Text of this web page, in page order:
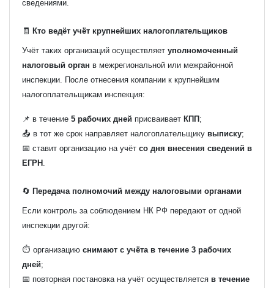
сведениями.
🧾 Кто ведёт учёт крупнейших налогоплательщиков
Учёт таких организаций осуществляет уполномоченный
налоговый орган в межрегиональной или межрайонной
инспекции. После отнесения компании к крупнейшим
налогоплательщикам инспекция:
📌 в течение 5 рабочих дней присваивает КПП ;
📤 в тот же срок направляет налогоплательщику выписку;
📅 ставит организацию на учёт со дня внесения сведений в
ЕГРН
🔄 Передача полномочий между налоговыми органами
Если контроль за соблюдением НК РФ передают от одной
инспекции другой:
⏱ организацию снимают с учёта в течение 3 рабочих
дней;
📅 повторная постановка на учёт осуществляется в течение